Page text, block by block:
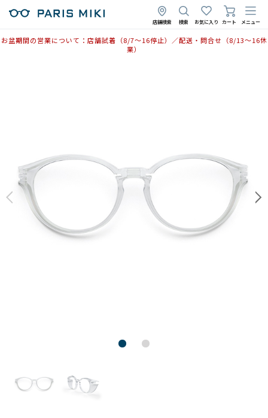
店舗検索 検索 お気に入り カート メニュー
お盆期間の営業について：店舗試着（8/7〜16停止）／配送・問合せ（8/13〜16休
業）